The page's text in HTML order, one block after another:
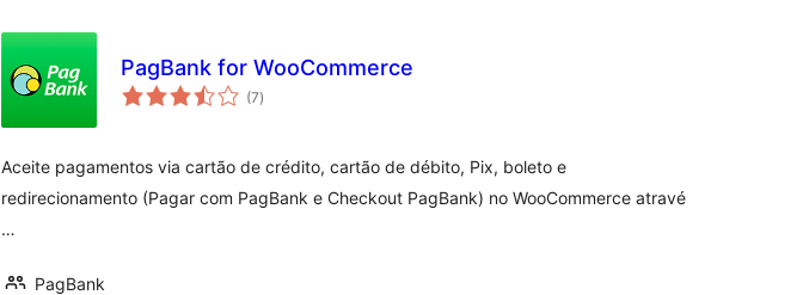
PagBank for WooCommerce
(7total
ratings
)
Aceite pagamentos via cartão de crédito, cartão de débito, Pix, boleto e
redirecionamento (Pagar com PagBank e Checkout PagBank) no WooCommerce atravé
…
PagBank